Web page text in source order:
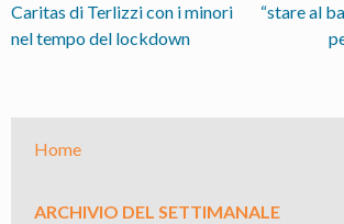
Caritas di Terlizzi con i minori
nel tempo del lockdown
“stare al
Home
ARCHIVIO DEL SETTIMANALE